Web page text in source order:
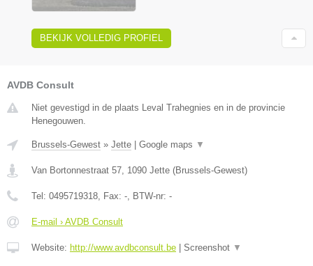
BEKIJK VOLLEDIG PROFIEL
AVDB Consult
Niet gevestigd in de plaats Leval Trahegnies en in de provincie
Henegouwen.
Brussels-Gewest » Jette | Google maps ▼
Van Bortonnestraat 57 1090 Jette (Brussels-Gewest)
Tel: 0495719318 , Fax: - , BTW-nr: -
E-mail › AVDB Consult
Website: http://www.avdbconsult.be | Screenshot ▼